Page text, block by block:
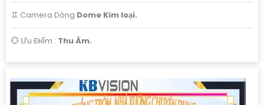
♊ Camera Dòng Dome Kim loại.
️💮 Ưu Điểm : Thu Âm.